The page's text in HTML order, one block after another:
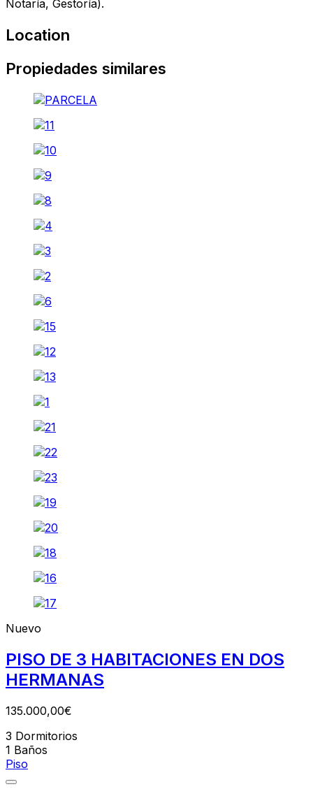
Notaría, Gestoría).
Location
Propiedades similares
Nuevo
PISO DE 3 HABITACIONES EN DOS
HERMANAS
135.000,00€
3 Dormitorios
1 Baños
Piso